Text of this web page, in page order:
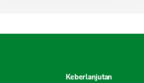
Keberlanjutan